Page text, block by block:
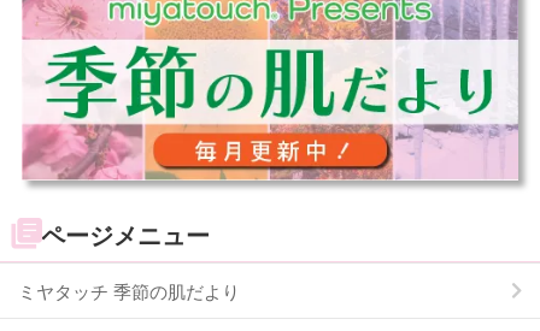
ページメニュー
ミヤタッチ 季節の肌だより